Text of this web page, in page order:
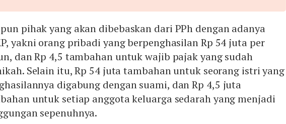
pihak yang akan dibebaskan dari PPh dengan adanya
yakni orang pribadi yang berpenghasilan Rp 54 juta per
dan Rp 4,5 tambahan untuk wajib pajak yang sudah
Selain itu, Rp 54 juta tambahan untuk seorang istri yang
digabung dengan suami, dan Rp 4,5 juta
untuk setiap anggota keluarga sedarah yang menjadi
sepenuhnya.